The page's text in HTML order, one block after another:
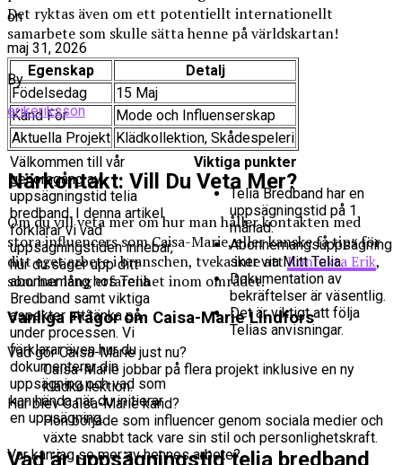
Det ryktas även om ett potentiellt internationellt
samarbete som skulle sätta henne på världskartan!
Egenskap
Detalj
Födelsedag
15 Maj
Känd För
Mode och Influenserskap
Aktuella Projekt Klädkollektion, Skådespeleri
Närkontakt: Vill Du Veta Mer?
Om du vill veta mer om hur man håller kontakten med
stora influencers som Caisa-Marie, eller kanske få tips för
ditt eget arbete i branschen, tveka inte attKontakta Erik,
som har lång erfarenhet inom området.
Vanliga Frågor om Caisa-Marie Lindfors
Vad gör Caisa-Marie just nu?
Caisa-Marie jobbar på flera projekt inklusive en ny
klädkollektion.
Hur blev Caisa-Marie känd?
Hon började som influencer genom sociala medier och
växte snabbt tack vare sin stil och personlighetskraft.
Var kan jag se mer av hennes arbete?
on
maj 31, 2026
By
erikeriksson
Välkommen till vår
genomgång av
uppsägningstid telia
bredband. I denna artikel
förklarar vi vad
uppsägningstiden innebär,
hur du säger upp ditt
abonnemang hos Telia
Bredband samt viktiga
aspekter att tänka på
under processen. Vi
förklarar även hur du
dokumenterar din
uppsägning och vad som
kan hända när du initierar
en uppsägning.
Viktiga punkter
Telia Bredband har en
uppsägningstid på 1
månad.
Abonnemangsuppsägning
sker via Mitt Telia.
Dokumentation av
bekräftelser är väsentlig.
Det är viktigt att följa
Telias anvisningar.
Vad är uppsägningstid telia bredband